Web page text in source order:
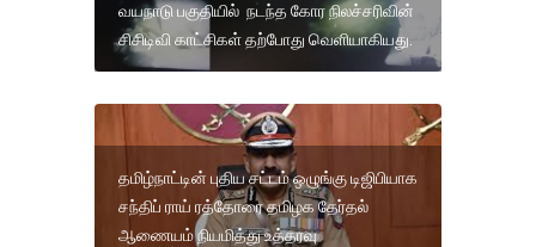
வயநாடு பகுதியில் நடந்த கோர நிலச்சரிவின்
சிசிடிவி காட்சிகள் தற்போது வெளியாகியது.
தமிழ்நாட்டின் புதிய சட்டம் ஒழுங்கு டிஜிபியாக
சந்திப் ராய் ரத்தோரை தமிழக தேர்தல்
ஆணையம் நியமித்து உத்தரவு